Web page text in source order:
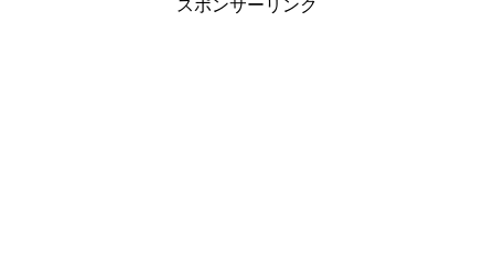
スポンサーリンク